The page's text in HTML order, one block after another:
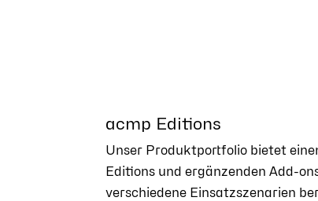
acmp Editions
Unser Produktportfolio bietet
Editions und ergänzenden Add-
verschiedene Einsatzszenarien